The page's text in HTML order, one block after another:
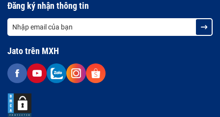
Đăng ký nhận thông tin
Jato trên MXH